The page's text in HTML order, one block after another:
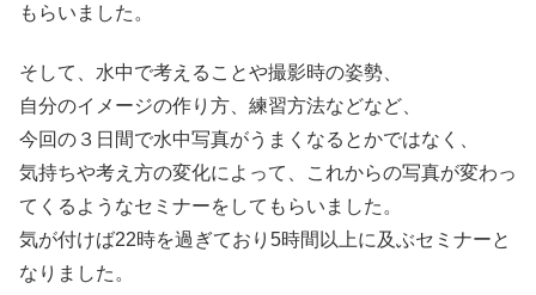
もらいました。
そして、水中で考えることや撮影時の姿勢、
自分のイメージの作り方、練習方法などなど、
今回の３日間で水中写真がうまくなるとかではなく、
気持ちや考え方の変化によって、これからの写真が変わっ
てくるようなセミナーをしてもらいました。
気が付けば22時を過ぎており5時間以上に及ぶセミナーと
なりました。